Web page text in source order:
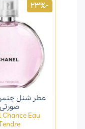
-23%
عطر شنل چنس
صورتی
Chance Eau